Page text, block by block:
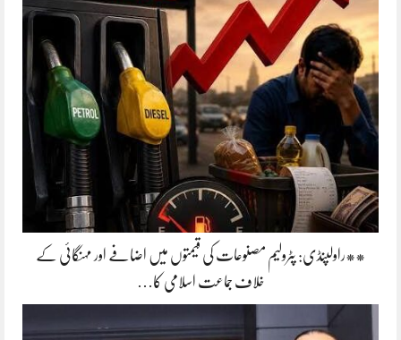
**راولپنڈی: پٹرولیم مصنوعات کی قیمتوں میں اضافے اور مہنگائی کے
خلاف جماعت اسلامی کا…